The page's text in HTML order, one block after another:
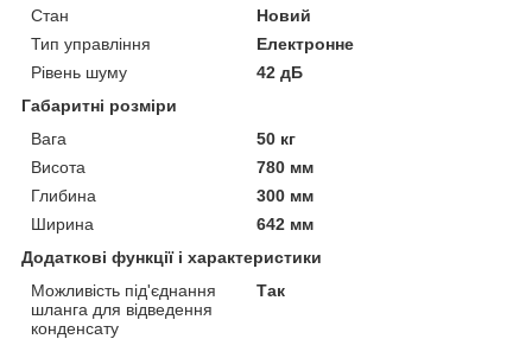
Стан
Новий
Тип управління
Електронне
Рівень шуму
42 дБ
Габаритні розміри
Вага
50 кг
Висота
780 мм
Глибина
300 мм
Ширина
642 мм
Додаткові функції і характеристики
Можливість під'єднання
шланга для відведення
конденсату
Так